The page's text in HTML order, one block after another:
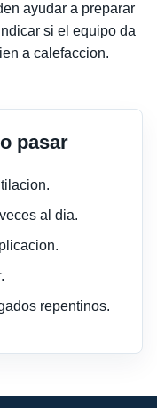
ayudar a preparar
si el equipo da
a calefaccion.
pasar
al dia.
repentinos.